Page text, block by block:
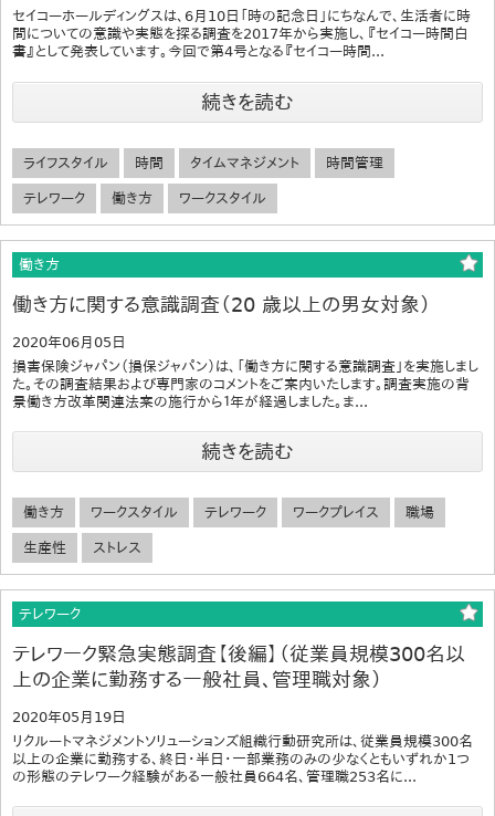
セイコーホールディングスは、6月10日「時の記念日」にちなんで、生活者に時
間についての意識や実態を探る調査を2017年から実施し、『セイコー時間白
書』として発表しています。今回で第4号となる『セイコー時間...
続きを読む
ライフスタイル 時間 タイムマネジメント 時間管理
テレワーク 働き方 ワークスタイル
働き方
働き方に関する意識調査（20 歳以上の男女対象）
2020年06月05日
損害保険ジャパン（損保ジャパン）は、「働き方に関する意識調査」を実施しまし
た。その調査結果および専門家のコメントをご案内いたします。調査実施の背
景働き方改革関連法案の施行から１年が経過しました。ま...
続きを読む
働き方 ワークスタイル テレワーク ワークプレイス 職場
生産性 ストレス
テレワーク
テレワーク緊急実態調査【後編】（従業員規模300名以
上の企業に勤務する一般社員、管理職対象）
2020年05月19日
リクルートマネジメントソリューションズ組織行動研究所は、従業員規模300名
以上の企業に勤務する、終日・半日・一部業務のみの少なくともいずれか1つ
の形態のテレワーク経験がある一般社員664名、管理職253名に...